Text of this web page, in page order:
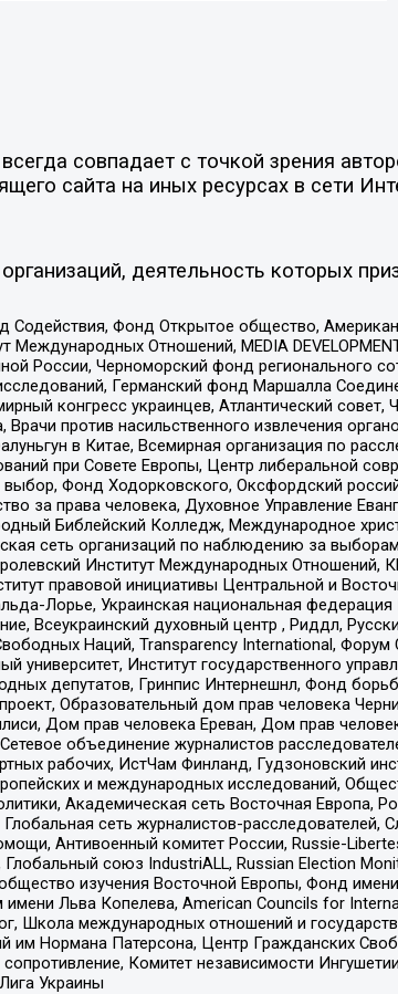
совпадает с точкой зрения
сайта на иных ресурсах в сети
деятельность которых
Фонд Открытое общество,
Отношений, MEDIA DEVELOPMENT
России, Черноморский фонд регионального
Германский фонд Маршалла
конгресс украинцев, Атлантический совет,
против насильственного извлечения
в Китае, Всемирная организация по
при Совете Европы, Центр либеральной
Фонд Ходорковского, Оксфордский
права человека, Духовное Управление
Библейский Колледж, Международное
сеть организаций по наблюдению за
Институт Международных
правовой инициативы Центральной и
Лорье, Украинская национальная
Всеукраинский духовный центр , Риддл,
Наций, Transparеncy International,
Институт государственного
депутатов, Гринпис Интернешнл, Фонд
Образовательный дом прав человека
Дом прав человека Ереван, Дом прав
объединение журналистов
рабочих, ИстЧам Финланд, Гудзоновский
и международных исследований,
Академическая сеть Восточная Европа,
сеть журналистов-расследователей,
Антивоенный комитет России, Russie-
союз IndustriALL, Russian Election
изучения Восточной Европы, Фонд
Льва Копелева, American Councils for
Школа международных отношений и
им Нормана Патерсона, Центр Гражданских
Комитет независимости
Украины